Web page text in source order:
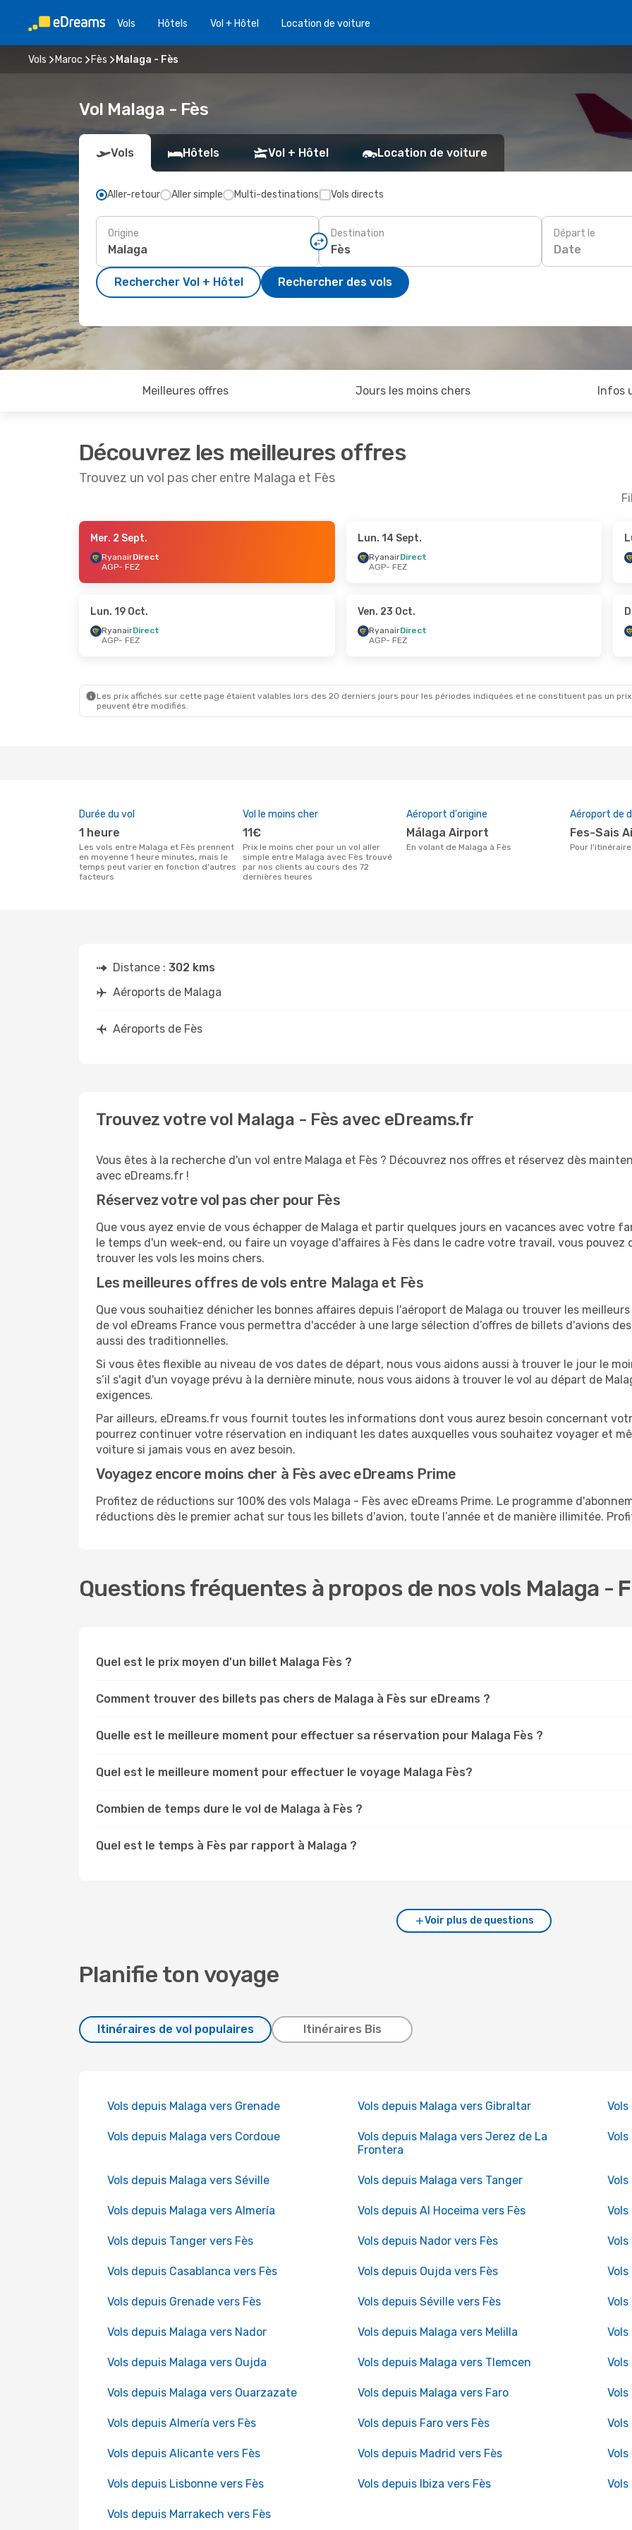
Vols Hôtels Vol + Hôtel Location de voiture
Vols Maroc Fès Malaga - Fès
Vol Malaga - Fès
Vols Hôtels Vol + Hôtel Location de voiture
Aller-retour Aller simple Multi-destinations Vols directs
Origine Destination Départ le
Date
Rechercher Vol + Hôtel Rechercher des vols
Meilleures offres Jours les moins chers Infos
Découvrez les meilleures offres
Trouvez un vol pas cher entre Malaga et Fès
- Lun. 14 Sept. - Dim. 20 Sept. - Lun.
- Dim. 11 Oct.
Mer. 2 Sept.
RyanairDirect
AGP- FEZ
Lun. 14 Sept.
RyanairDirect
AGP- FEZ
Lun. 19 Oct.
RyanairDirect
AGP- FEZ
Ven. 23 Oct.
RyanairDirect
AGP- FEZ
Les prix affichés sur cette page étaient valables lors des 20 derniers jours pour les périodes indiquées et ne constituent pas un
peuvent être modifiés.
Durée du vol
1 heure
Les vols entre Malaga et Fès prennent
en moyenne 1 heure minutes, mais le
temps peut varier en fonction d'autres
facteurs
Vol le moins cher
11€
Prix le moins cher pour un vol aller
simple entre Malaga avec Fès trouvé
par nos clients au cours des 72
dernières heures
Aéroport d'origine
Málaga Airport
En volant de Malaga à Fès
Aéroport de
Fes-Sais
Pour
Distance : 302 kms
Aéroports de Malaga
Aéroports de Fès
Trouvez votre vol Malaga - Fès avec eDreams.fr
Vous êtes à la recherche d'un vol entre Malaga et Fès ? Découvrez nos offres et réservez dès
avec eDreams.fr !
Réservez votre vol pas cher pour Fès
Que vous ayez envie de vous échapper de Malaga et partir quelques jours en vacances avec votre
le temps d'un week-end, ou faire un voyage d'affaires à Fès dans le cadre votre travail, vous pouvez
trouver les vols les moins chers.
Les meilleures offres de vols entre Malaga et Fès
Que vous souhaitiez dénicher les bonnes affaires depuis l'aéroport de Malaga ou trouver les
de vol eDreams France vous permettra d'accéder à une large sélection d’offres de billets d'avions
aussi des traditionnelles.
Si vous êtes flexible au niveau de vos dates de départ, nous vous aidons aussi à trouver le jour le
s’il s'agit d'un voyage prévu à la dernière minute, nous vous aidons à trouver le vol au départ de
exigences.
Par ailleurs, eDreams.fr vous fournit toutes les informations dont vous aurez besoin concernant
pourrez continuer votre réservation en indiquant les dates auxquelles vous souhaitez voyager et
voiture si jamais vous en avez besoin.
Voyagez encore moins cher à Fès avec eDreams Prime
Profitez de réductions sur 100% des vols Malaga - Fès avec eDreams Prime. Le programme
réductions dès le premier achat sur tous les billets d'avion, toute l’année et de manière illimitée.
Questions fréquentes à propos de nos vols Malaga -
Quel est le prix moyen d'un billet Malaga Fès ?
Comment trouver des billets pas chers de Malaga à Fès sur eDreams ?
Quelle est le meilleure moment pour effectuer sa réservation pour Malaga Fès ?
Quel est le meilleure moment pour effectuer le voyage Malaga Fès?
Combien de temps dure le vol de Malaga à Fès ?
Quel est le temps à Fès par rapport à Malaga ?
Voir plus de questions
Planifie ton voyage
Itinéraires de vol populaires Itinéraires Bis
Vols depuis Malaga vers Grenade Vols depuis Malaga vers Gibraltar
Vols depuis Malaga vers Cordoue
Vols depuis Malaga vers Jerez de La
Frontera
Vols depuis Malaga vers Séville Vols depuis Malaga vers Tanger
Vols depuis Malaga vers Almería Vols depuis Al Hoceima vers Fès
Vols depuis Tanger vers Fès Vols depuis Nador vers Fès
Vols depuis Casablanca vers Fès Vols depuis Oujda vers Fès
Vols depuis Grenade vers Fès Vols depuis Séville vers Fès
Vols depuis Malaga vers Nador Vols depuis Malaga vers Melilla
Vols depuis Malaga vers Oujda Vols depuis Malaga vers Tlemcen
Vols depuis Malaga vers Ouarzazate Vols depuis Malaga vers Faro
Vols depuis Almería vers Fès Vols depuis Faro vers Fès
Vols depuis Alicante vers Fès Vols depuis Madrid vers Fès
Vols depuis Lisbonne vers Fès Vols depuis Ibiza vers Fès
Vols depuis Marrakech vers Fès